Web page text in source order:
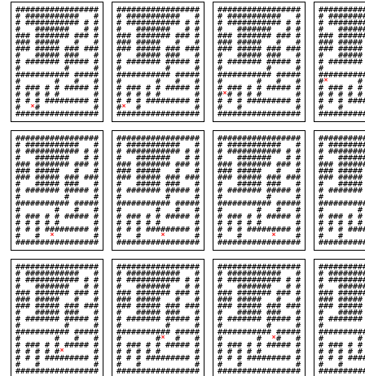
#################
# ########### #
# ########### # #
# ####### # #
### ####### ### #
### ##### # #
### ##### ### ###
# ##### ### #
# ####### ##### #
# # #
########### #####
# # # #
# ### # # ##### #
# # # # # #
# # # ######### #
# *# #
#################
#################
# ########### #
# ########### # #
# ####### # #
### ####### ### #
### ##### # #
### ##### ### ###
# ##### ### #
# ####### ##### #
# # #
########### #####
# # # #
# ### # # ##### #
# # # # # #
# # # ######### #
#* # #
#################
#################
# ########### #
# ########### # #
# ####### # #
### ####### ### #
### ##### # #
### ##### ### ###
# ##### ### #
# ####### ##### #
# # #
########### #####
# # # #
# ### # # ##### #
#*# # # # #
# # # ######### #
# # #
#################
#
#
#
###
###
###
#
#
#
#* #
# ### # #
# # #
# # #
#
#################
# ########### #
# ########### # #
# ####### # #
### ####### ### #
### ##### # #
### ##### ### ###
# ##### ### #
# ####### ##### #
# # #
########### #####
# # # #
# ### # # ##### #
# # # # # #
# # # ######### #
# # * #
#################
#################
# ########### #
# ########### # #
# ####### # #
### ####### ### #
### ##### # #
### ##### ### ###
# ##### ### #
# ####### ##### #
# # #
########### #####
# # # #
# ### # # ##### #
# # # # # #
# # # ######### #
# # * #
#################
#################
# ########### #
# ########### # #
# ####### # #
### ####### ### #
### ##### # #
### ##### ### ###
# ##### ### #
# ####### ##### #
# # #
########### #####
# # # #
# ### # # ##### #
# # # # # #
# # # ######### #
# # * #
#################
#
#
#
###
###
###
#
#
#
# #
# ### # #
# # #
# # #
#
#################
# ########### #
# ########### # #
# ####### # #
### ####### ### #
### ##### # #
### ##### ### ###
# ##### ### #
# ####### ##### #
# # #
########### #####
# # # #
# ### # # ##### #
# # # # #* #
# # # ######### #
# # #
#################
#################
# ########### #
# ########### # #
# ####### # #
### ####### ### #
### ##### # #
### ##### ### ###
# ##### ### #
# ####### ##### #
# # #
########### #####
# #* # #
# ### # # ##### #
# # # # # #
# # # ######### #
# # #
#################
#################
# ########### #
# ########### # #
# ####### # #
### ####### ### #
### ##### # #
### ##### ### ###
# ##### ### #
# ####### ##### #
# # #
########### #####
# # *# #
# ### # # ##### #
# # # # # #
# # # ######### #
# # #
#################
#
#
#
###
###
###
#
#
#
# #
# ### # #
# # #
# # #
#